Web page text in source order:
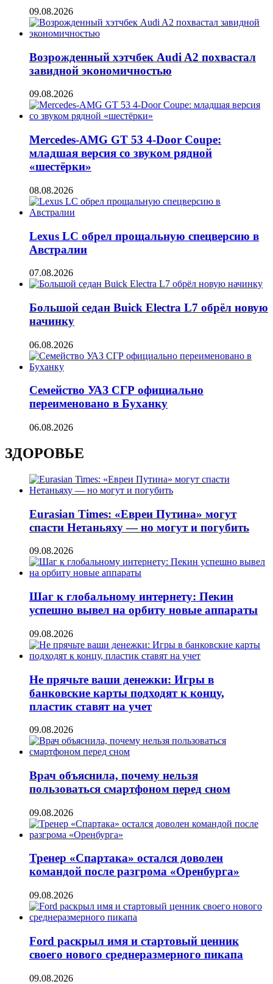
09.08.2026
Возрожденный хэтчбек Audi A2 похвастал
завидной экономичностью
09.08.2026
Mercedes-AMG GT 53 4-Door Coupe:
младшая версия со звуком рядной
«шестёрки»
08.08.2026
Lexus LC обрел прощальную спецверсию в
Австралии
07.08.2026
Большой седан Buick Electra L7 обрёл новую
начинку
06.08.2026
Семейство УАЗ СГР официально
переименовано в Буханку
06.08.2026
ЗДОРОВЬЕ
Eurasian Times: «Евреи Путина» могут
спасти Нетаньяху — но могут и погубить
09.08.2026
Шаг к глобальному интернету: Пекин
успешно вывел на орбиту новые аппараты
09.08.2026
Не прячьте ваши денежки: Игры в
банковские карты подходят к концу,
пластик ставят на учет
09.08.2026
Врач объяснила, почему нельзя
пользоваться смартфоном перед сном
09.08.2026
Тренер «Спартака» остался доволен
командой после разгрома «Оренбурга»
09.08.2026
Ford раскрыл имя и стартовый ценник
своего нового среднеразмерного пикапа
09.08.2026